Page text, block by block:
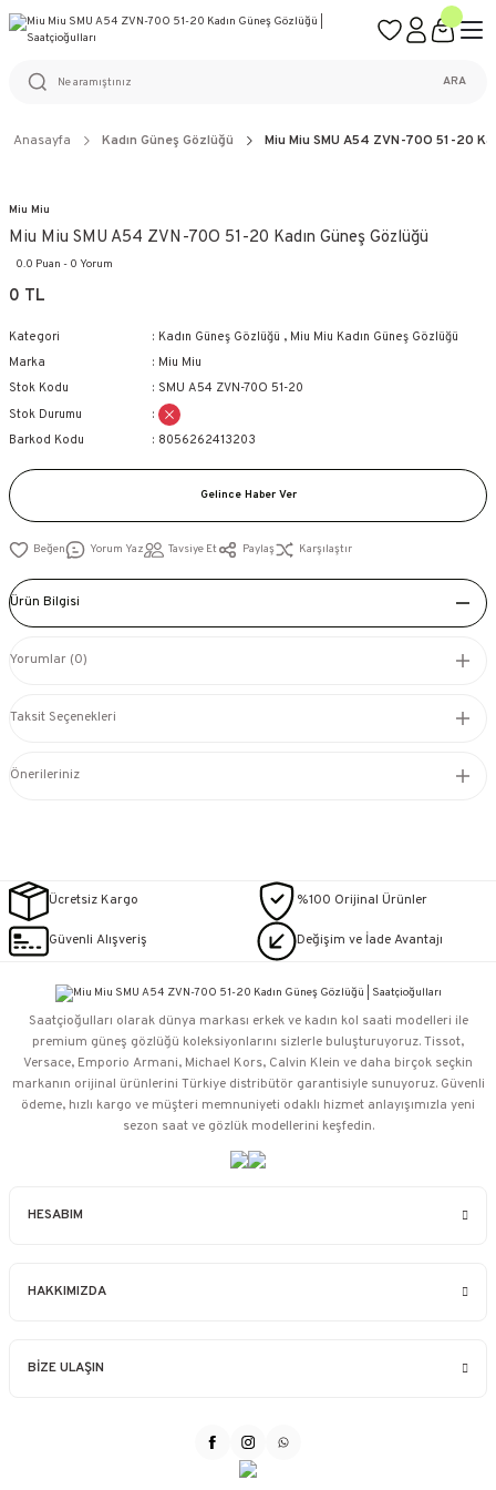
%100 ORİJİNAL ÜRÜN GARANTİSİ
ARA
Anasayfa Kadın Güneş Gözlüğü Miu Miu SMU A54 ZVN-70O 51-20
Miu Miu
Miu Miu SMU A54 ZVN-70O 51-20 Kadın Güneş Gözlüğü
0.0 Puan - 0 Yorum
0 TL
Kategori Kadın Güneş Gözlüğü , Miu Miu Kadın Güneş Gözlüğü
Marka
Miu Miu
Stok Kodu
SMU A54 ZVN-70O 51-20
Stok Durumu
Barkod Kodu
8056262413203
Gelince Haber Ver
Yorum Yaz Tavsiye Et Paylaş Karşılaştır
Ürün Bilgisi
Yorumlar (0)
Taksit Seçenekleri
Önerileriniz
Ücretsiz Kargo %100 Orijinal Ürünler
Güvenli Alışveriş Değişim ve İade Avantajı
HESABIM
HAKKIMIZDA
BİZE ULAŞIN
Saatçioğulları⁠ olarak dünya markası erkek ve kadın kol saati modelleri ile
premium güneş gözlüğü koleksiyonlarını sizlerle buluşturuyoruz. Tissot,
Versace, Emporio Armani, Michael Kors, Calvin Klein ve daha birçok seçkin
markanın orijinal ürünlerini Türkiye distribütör garantisiyle sunuyoruz. Güvenli
ödeme, hızlı kargo ve müşteri memnuniyeti odaklı hizmet anlayışımızla yeni
sezon saat ve gözlük modellerini keşfedin.